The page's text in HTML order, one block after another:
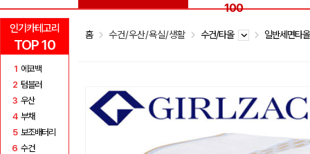
인기카테고리
TOP 10
1 에코백
2 텀블러
3 우산
4 부채
5 보조배터리
6 수건
100
홈 수건/우산/욕실/생활 수건/타올 일반세면타